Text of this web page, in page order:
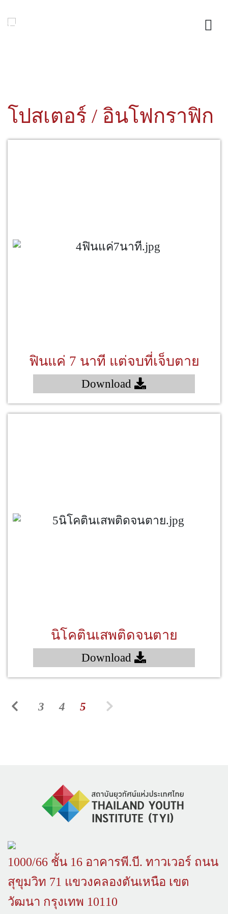
โปสเตอร์ / อินโฟกราฟิก
ฟินแค่ 7 นาที แต่จบที่เจ็บตาย
Download
นิโคตินเสพติดจนตาย
Download
3 4 5
1000/66 ชั้น 16 อาคารพี.บี. ทาวเวอร์ ถนน
สุขุมวิท 71 แขวงคลองตันเหนือ เขต
วัฒนา กรุงเทพ 10110